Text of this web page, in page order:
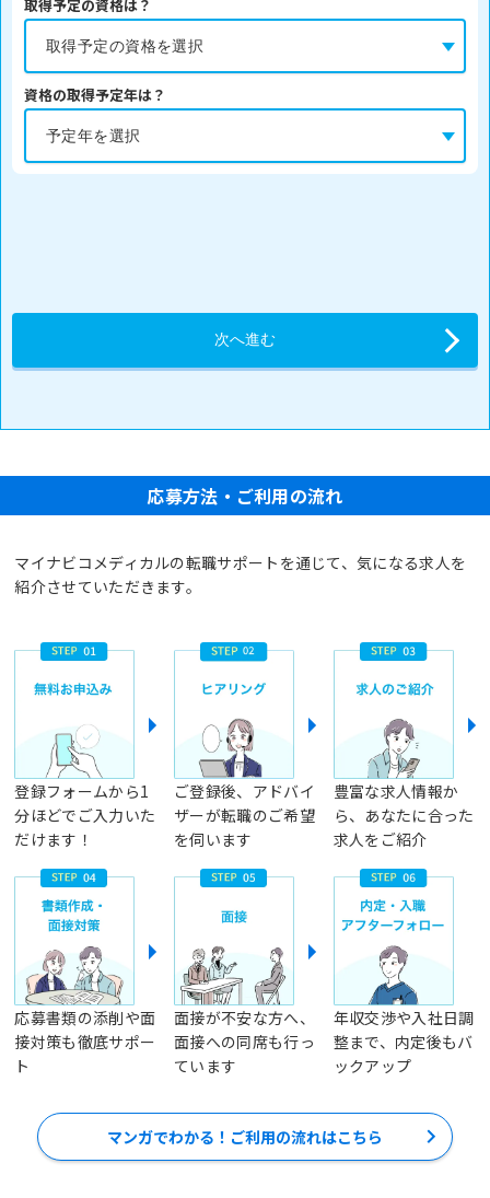
取得予定の資格は？
資格の取得予定年は？
応募方法・ご利用の流れ
マイナビコメディカルの転職サポートを通じて、気になる求人を
紹介させていただきます。
登録フォームから1
分ほどでご入力いた
だけます！
ご登録後、アドバイ
ザーが転職のご希望
を伺います
豊富な求人情報か
ら、あなたに合った
求人をご紹介
応募書類の添削や面
接対策も徹底サポー
ト
面接が不安な方へ、
面接への同席も行っ
ています
年収交渉や入社日調
整まで、内定後もバ
ックアップ
マンガでわかる！ご利用の流れはこちら